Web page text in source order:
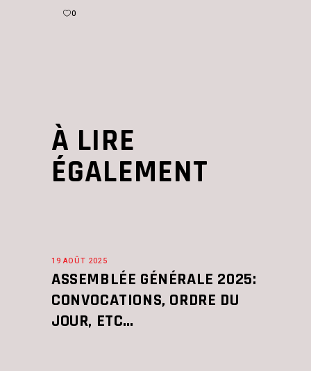
0
À LIRE
ÉGALEMENT
19 AOÛT 2025
ASSEMBLÉE GÉNÉRALE 2025:
CONVOCATIONS, ORDRE DU
JOUR, ETC…